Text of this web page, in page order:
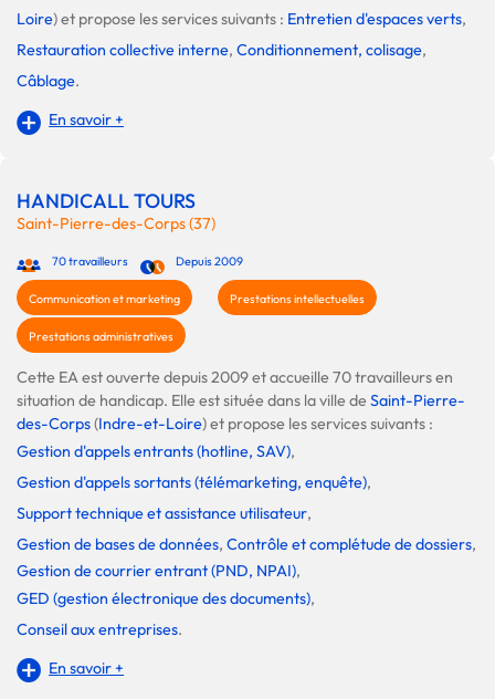
Loire) et propose les services suivants : Entretien d'espaces verts,
Restauration collective interne, Conditionnement, colisage,
Câblage.
En savoir +
HANDICALL TOURS
Saint-Pierre-des-Corps (37)
70 travailleurs Depuis 2009
Communication et marketing Prestations intellectuelles
Prestations administratives
Cette EA est ouverte depuis 2009 et accueille 70 travailleurs en
situation de handicap. Elle est située dans la ville deSaint-Pierre-
des-Corps(Indre-et-Loire) et propose les services suivants :
Gestion d'appels entrants (hotline, SAV),
Gestion d'appels sortants (télémarketing, enquête),
Support technique et assistance utilisateur,
Gestion de bases de données, Contrôle et complétude de dossiers,
Gestion de courrier entrant (PND, NPAI),
GED (gestion électronique des documents),
Conseil aux entreprises.
En savoir +